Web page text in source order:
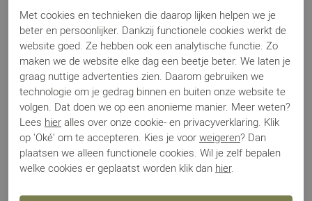
Gabor 91.834.24 cognac
Specificaties
Merk
Gabor
Artikelnummer
91.834.24
Los voetbed
Ja
Categorie
Biker boots
Kleur
Cognac
Materiaal
Leer
Bestelcode
000001396
Met cookies en technieken die daarop lijken helpen we je
beter en persoonlijker. Dankzij functionele cookies werkt de
website goed. Ze hebben ook een analytische functie. Zo
maken we de website elke dag een beetje beter. We laten je
graag nuttige advertenties zien. Daarom gebruiken we
technologie om je gedrag binnen en buiten onze website te
volgen. Dat doen we op een anonieme manier. Meer weten?
Lees hier alles over onze cookie- en privacyverklaring. Klik
op 'Oké' om te accepteren. Kies je voor weigeren? Dan
plaatsen we alleen functionele cookies. Wil je zelf bepalen
welke cookies er geplaatst worden klik dan hier.